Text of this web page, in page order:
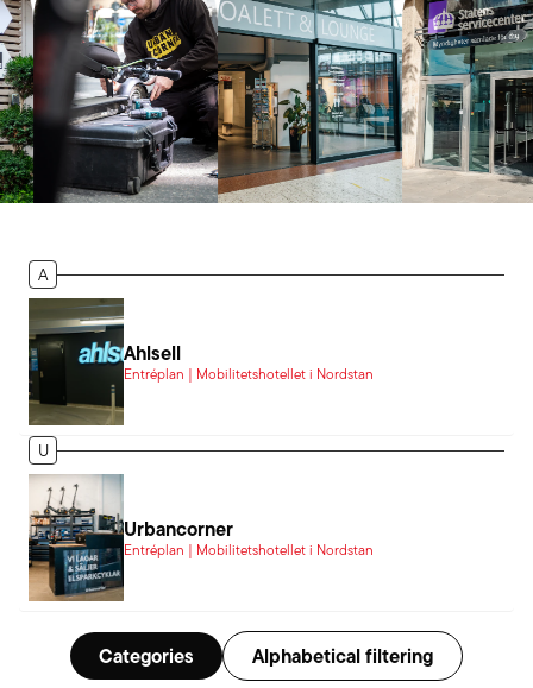
A
Ahlsell
Entréplan | Mobilitetshotellet i Nordstan
U
Urbancorner
Entréplan | Mobilitetshotellet i Nordstan
Categories Alphabetical filtering